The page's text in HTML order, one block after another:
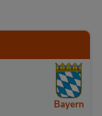
Bayern